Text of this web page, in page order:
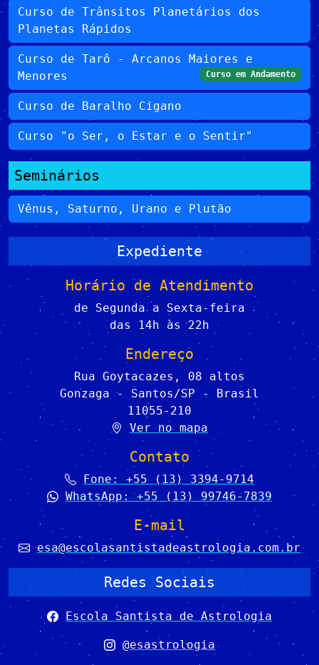
Curso de Trânsitos Planetários dos
Planetas Rápidos
Curso de Tarô - Arcanos Maiores e
Menores
Curso em Andamento
Curso de Baralho Cigano
Curso "o Ser, o Estar e o Sentir"
Seminários
Vênus, Saturno, Urano e Plutão
Expediente
Horário de Atendimento
de Segunda a Sexta-feira
das 14h às 22h
Endereço
Rua Goytacazes, 08 altos
Gonzaga - Santos/SP - Brasil
11055-210
Ver no mapa
Contato
Fone: +55 (13) 3394-9714
WhatsApp: +55 (13) 99746-7839
E-mail
esa@escolasantistadeastrologia.com.br
Redes Sociais
Escola Santista de Astrologia
@esastrologia